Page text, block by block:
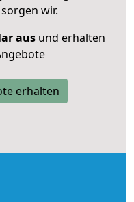
wir.
ausund erhalten
erhalten